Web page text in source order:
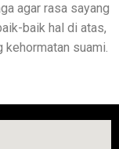
agar rasa sayang
baik hal di atas,
suami.